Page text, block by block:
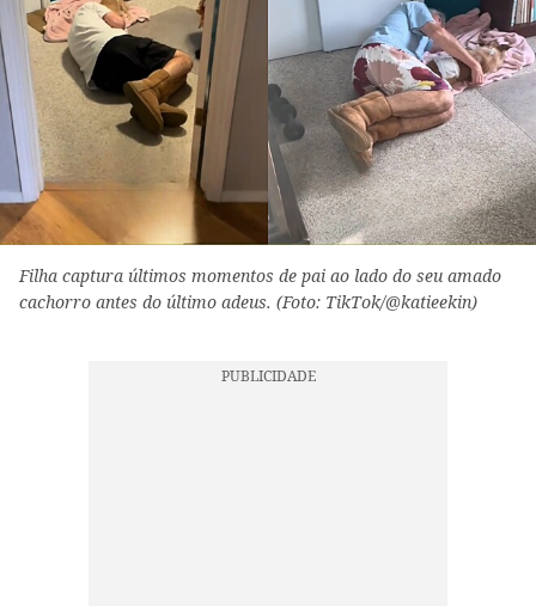
Filha captura últimos momentos de pai ao lado do seu amado
cachorro antes do último adeus. (Foto: TikTok/@katieekin)